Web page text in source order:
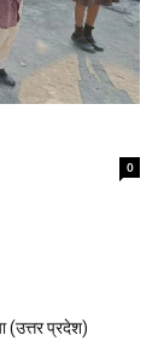
0
(उत्तर प्रदेश)